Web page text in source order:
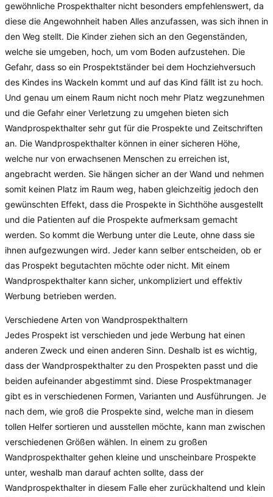
gewöhnliche Prospekthalter nicht besonders empfehlenswert, da
diese die Angewohnheit haben Alles anzufassen, was sich ihnen in
den Weg stellt. Die Kinder ziehen sich an den Gegenständen,
welche sie umgeben, hoch, um vom Boden aufzustehen. Die
Gefahr, dass so ein Prospektständer bei dem Hochziehversuch
des Kindes ins Wackeln kommt und auf das Kind fällt ist zu hoch.
Und genau um einem Raum nicht noch mehr Platz wegzunehmen
und die Gefahr einer Verletzung zu umgehen bieten sich
Wandprospekthalter sehr gut für die Prospekte und Zeitschriften
an. Die Wandprospekthalter können in einer sicheren Höhe,
welche nur von erwachsenen Menschen zu erreichen ist,
angebracht werden. Sie hängen sicher an der Wand und nehmen
somit keinen Platz im Raum weg, haben gleichzeitig jedoch den
gewünschten Effekt, dass die Prospekte in Sichthöhe ausgestellt
und die Patienten auf die Prospekte aufmerksam gemacht
werden. So kommt die Werbung unter die Leute, ohne dass sie
ihnen aufgezwungen wird. Jeder kann selber entscheiden, ob er
das Prospekt begutachten möchte oder nicht. Mit einem
Wandprospekthalter kann sicher, unkompliziert und effektiv
Werbung betrieben werden.
Verschiedene Arten von Wandprospekthaltern
Jedes Prospekt ist verschieden und jede Werbung hat einen
anderen Zweck und einen anderen Sinn. Deshalb ist es wichtig,
dass der Wandprospekthalter zu den Prospekten passt und die
beiden aufeinander abgestimmt sind. Diese Prospektmanager
gibt es in verschiedenen Formen, Varianten und Ausführungen. Je
nach dem, wie groß die Prospekte sind, welche man in diesem
tollen Helfer sortieren und ausstellen möchte, kann man zwischen
verschiedenen Größen wählen. In einem zu großen
Wandprospekthalter gehen kleine und unscheinbare Prospekte
unter, weshalb man darauf achten sollte, dass der
Wandprospekthalter in diesem Falle eher zurückhaltend und klein